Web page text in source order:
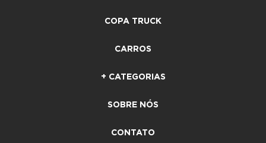
COPA TRUCK
CARROS
+ CATEGORIAS
SOBRE NÓS
CONTATO